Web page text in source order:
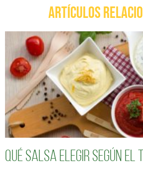
ARTÍCULOS
Qué salsa elegir según el